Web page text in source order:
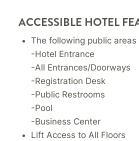
ACCESSIBLE HOTEL
The following public
-Hotel Entrance
-All Entrances/Doorways
-Registration Desk
-Public Restrooms
-Pool
-Business Center
Lift Access to All Floors